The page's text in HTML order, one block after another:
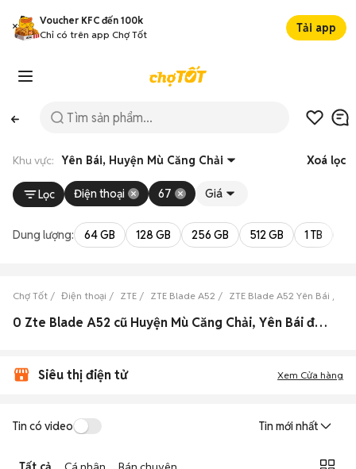
Voucher KFC đến 100k
Chỉ có trên app Chợ Tốt
Tải app
Khu vực: Yên Bái, Huyện Mù Căng Chải Xoá lọc
Lọc Điện thoại 67 Giá
Dung lượng: 64 GB 128 GB 256 GB 512 GB 1 TB
Chợ Tốt Điện thoại ZTE ZTE Blade A52 ZTE Blade A52 Yên Bái
0 Zte Blade A52 cũ Huyện Mù Căng Chải, Yên Bái đẹp
Siêu thị điện tử Xem Cửa hàng
Tin có video Tin mới nhất